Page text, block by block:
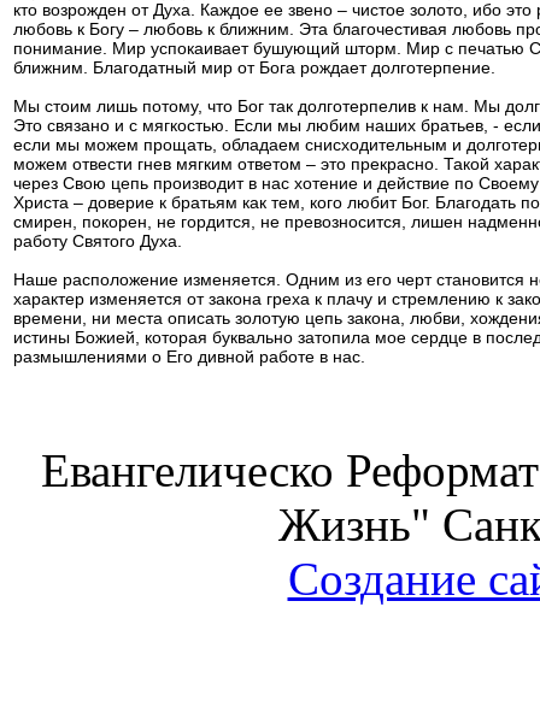
кто возрожден от Духа. Каждое ее звено – чистое золото, ибо
любовь к Богу – любовь к ближним. Эта благочестивая любовь
понимание. Мир успокаивает бушующий шторм. Мир с печатью
ближним. Благодатный мир от Бога рождает долготерпение.
Мы стоим лишь потому, что Бог так долготерпелив к нам. Мы
Это связано и с мягкостью. Если мы любим наших братьев, -
если мы можем прощать, обладаем снисходительным и
можем отвести гнев мягким ответом – это прекрасно. Такой
через Свою цепь производит в нас хотение и действие по
Христа – доверие к братьям как тем, кого любит Бог. Благодать
смирен, покорен, не гордится, не превозносится, лишен
работу Святого Духа.
Наше расположение изменяется. Одним из его черт
характер изменяется от закона греха к плачу и стремлению к
времени, ни места описать золотую цепь закона, любви,
истины Божией, которая буквально затопила мое сердце в
размышлениями о Его дивной работе в нас.
Евангелическо
Жизнь"
Создание